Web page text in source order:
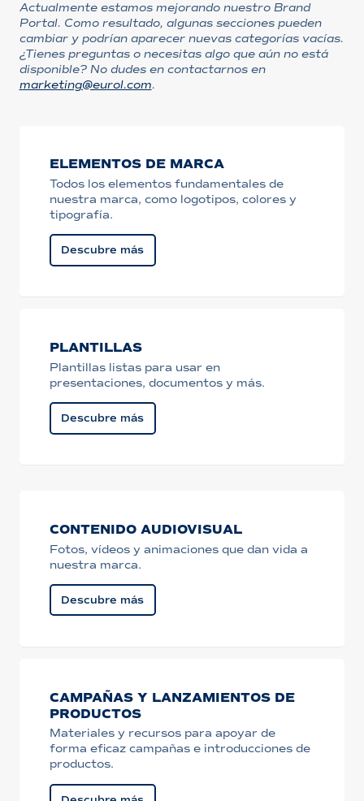
Actualmente estamos mejorando nuestro Brand
Portal. Como resultado, algunas secciones pueden
cambiar y podrían aparecer nuevas categorías vacías.
¿Tienes preguntas o necesitas algo que aún no está
disponible? No dudes en contactarnos en
marketing@eurol.com.
ELEMENTOS DE MARCA
Todos los elementos fundamentales de
nuestra marca, como logotipos, colores y
tipografía.
Descubre más
PLANTILLAS
Plantillas listas para usar en
presentaciones, documentos y más.
Descubre más
CONTENIDO AUDIOVISUAL
Fotos, vídeos y animaciones que dan vida a
nuestra marca.
Descubre más
CAMPAÑAS Y LANZAMIENTOS DE
PRODUCTOS
Materiales y recursos para apoyar de
forma eficaz campañas e introducciones de
productos.